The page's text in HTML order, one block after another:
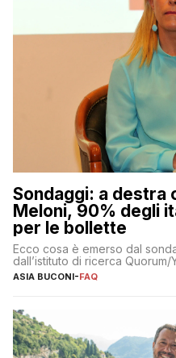
Sondaggi: a destra
Meloni, 90% degli
per le bollette
Ecco cosa è emerso dal
dall’istituto di ricerca Quorum/
ASIA BUCONI-FAQ